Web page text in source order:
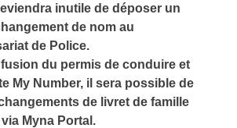
inutile de déposer un
de nom au
de Police.
du permis de conduire et
My Number, il sera possible de
de livret de famille
Myna Portal.